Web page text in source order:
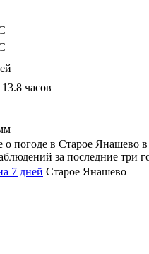
часов
в Старое Янашево в
за последние три
7 дней Старое Янашево